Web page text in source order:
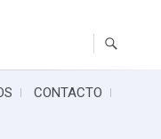
CONTACTO